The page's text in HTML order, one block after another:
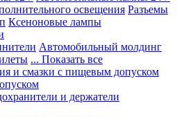
освещения Разъемы
Ксеноновые лампы
Автомобильный молдинг
... Показать все
и смазки с пищевым допуском
и держатели